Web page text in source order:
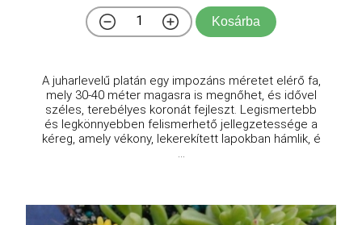
Kosárba
A juharlevelű platán egy impozáns méretet elérő fa,
mely 30-40 méter magasra is megnőhet, és idővel
széles, terebélyes koronát fejleszt. Legismertebb
és legkönnyebben felismerhető jellegzetessége a
kéreg, amely vékony, lekerekített lapokban hámlik, é
...